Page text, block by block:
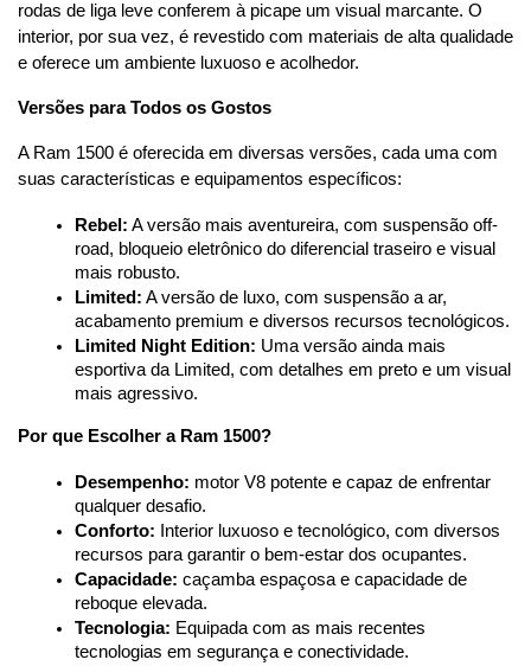
rodas de liga leve conferem à picape um visual marcante. O
interior, por sua vez, é revestido com materiais de alta qualidade
e oferece um ambiente luxuoso e acolhedor.
Versões para Todos os Gostos
A Ram 1500 é oferecida em diversas versões, cada uma com
suas características e equipamentos específicos:
Rebel: A versão mais aventureira, com suspensão off-
road, bloqueio eletrônico do diferencial traseiro e visual
mais robusto.
Limited: A versão de luxo, com suspensão a ar,
acabamento premium e diversos recursos tecnológicos.
Limited Night Edition: Uma versão ainda mais
esportiva da Limited, com detalhes em preto e um visual
mais agressivo.
Por que Escolher a Ram 1500?
Desempenho: motor V8 potente e capaz de enfrentar
qualquer desafio.
Conforto: Interior luxuoso e tecnológico, com diversos
recursos para garantir o bem-estar dos ocupantes.
Capacidade: caçamba espaçosa e capacidade de
reboque elevada.
Tecnologia: Equipada com as mais recentes
tecnologias em segurança e conectividade.